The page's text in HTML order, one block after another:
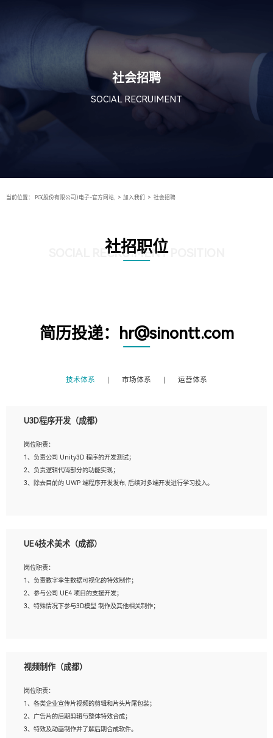
社会招聘
SOCIAL RECRUIMENT
当前位置： PG(股份有限公司)电子-官方网站, > 加入我们 > 社会招聘
社招职位
SOCIAL RECRUIMENT POSITION
简历投递：hr@sinontt.com
技术体系 市场体系 运营体系
U3D程序开发（成都）
岗位职责：
1、负责公司 Unity3D 程序的开发测试；
2、负责逻辑代码部分的功能实现；
3、除去目前的 UWP 端程序开发发布, 后续对多端开发进行学习投入。
2、熟练掌握 Unity3D 程序开发，精通 C# 语言开发；
4、有良好的沟通能力和团队合作意识；
5、开发过 HoloLens 程序者优先。
UE4技术美术（成都）
岗位职责：
1、负责数字孪生数据可视化的特效制作；
2、参与公司 UE4 项目的支援开发；
3、特殊情况下参与3D模型 制作及其他相关制作；
上；
3、想象力丰富, 有一定的艺术审美深度；
4、有良好的场景特效搭建功底；
5、熟悉 3Ds Max 或者 Maya；
6、有良好的沟通能力和团队合作意识；
视频制作（成都）
岗位职责：
1、各类企业宣传片视频的剪辑和片头片尾包装；
2、广告片的后期剪辑与整体特效合成；
3、特效及动画制作并了解后期合成软件。